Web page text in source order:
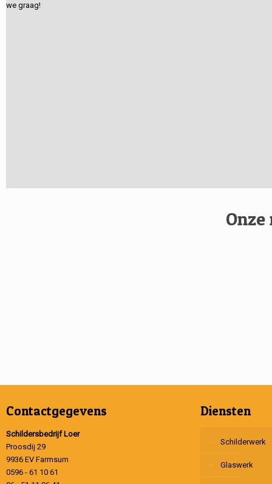
we graag!
Contactgegevens
Schildersbedrijf Loer
Proosdij 29
9936 EV Farmsum
0596 - 61 10 61
Diensten
Schilderwerk
Glaswerk